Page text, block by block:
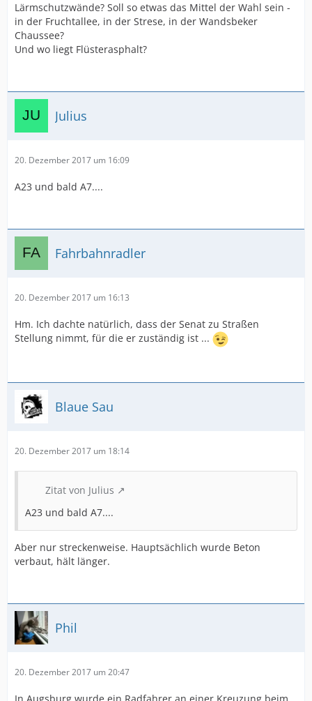
Lärmschutzwände? Soll so etwas das Mittel der Wahl sein -
in der Fruchtallee, in der Strese, in der Wandsbeker
Chaussee?
Und wo liegt Flüsterasphalt?
Julius
20. Dezember 2017 um 16:09
A23 und bald A7....
Fahrbahnradler
20. Dezember 2017 um 16:13
Hm. Ich dachte natürlich, dass der Senat zu Straßen
Stellung nimmt, für die er zuständig ist ...
Blaue Sau
20. Dezember 2017 um 18:14
Zitat von Julius
A23 und bald A7....
Aber nur streckenweise. Hauptsächlich wurde Beton
verbaut, hält länger.
Phil
20. Dezember 2017 um 20:47